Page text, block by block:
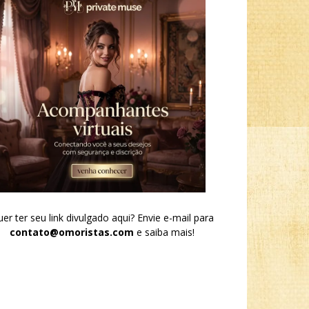
ter seu link divulgado aqui? Envie e-mail para
contato@omoristas.com e saiba mais!